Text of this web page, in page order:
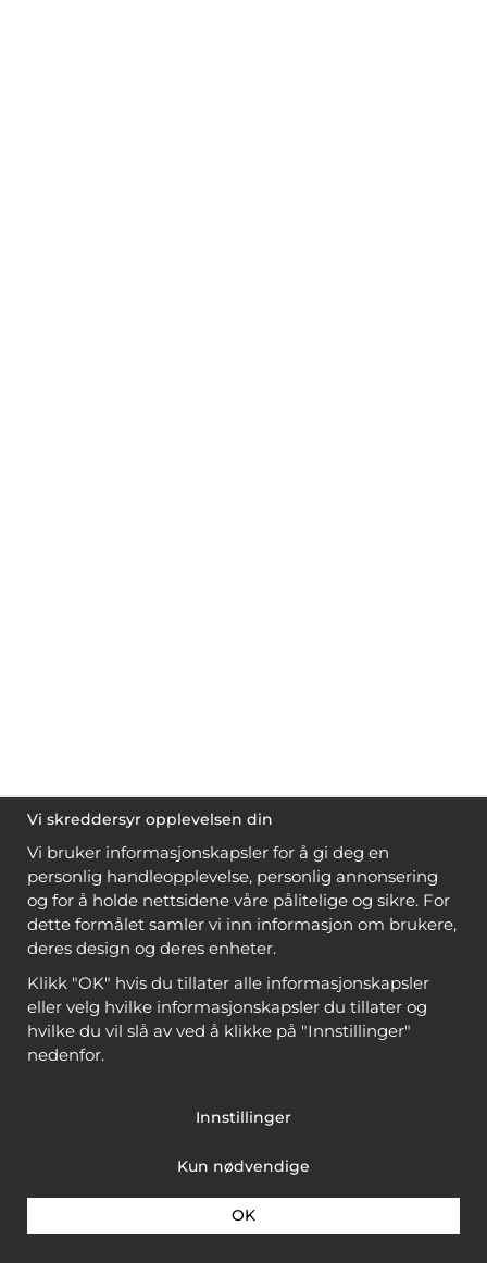
Vi skreddersyr opplevelsen din
Vi bruker informasjonskapsler for å gi deg en
personlig handleopplevelse, personlig annonsering
og for å holde nettsidene våre pålitelige og sikre. For
dette formålet samler vi inn informasjon om brukere,
deres design og deres enheter.
Klikk "OK" hvis du tillater alle informasjonskapsler
eller velg hvilke informasjonskapsler du tillater og
hvilke du vil slå av ved å klikke på "Innstillinger"
nedenfor.
Innstillinger
Kun nødvendige
OK